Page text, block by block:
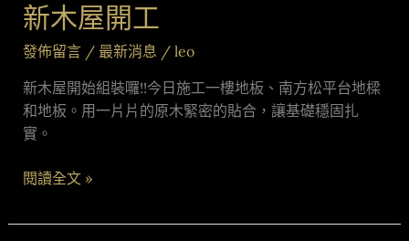
新木屋開工
發佈留言 / 最新消息 / leo
新木屋開始組裝囉!!今日施工一樓地板、南方松平台地樑
和地板。用一片片的原木緊密的貼合，讓基礎穩固扎
實。
新
木
屋
開
工
閱讀全文 »